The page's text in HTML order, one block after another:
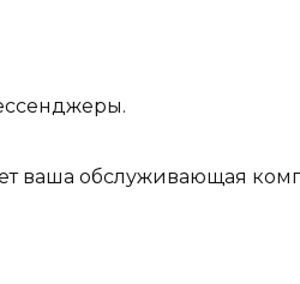
ваша обслуживающая